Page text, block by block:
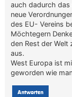
auch dadurch das
neue
des EU- Vereins
Möchtegern
den Rest der Welt
aus.
West Europa ist
geworden wie
Antworten